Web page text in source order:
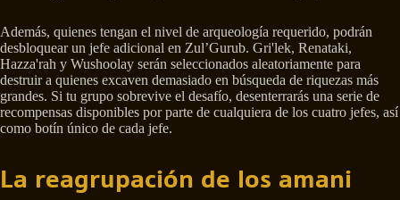
Además, quienes tengan el nivel de arqueología requerido, podrán
desbloquear un jefe adicional en Zul’Gurub. Gri'lek, Renataki,
Hazza'rah y Wushoolay serán seleccionados aleatoriamente para
destruir a quienes excaven demasiado en búsqueda de riquezas más
grandes. Si tu grupo sobrevive el desafío, desenterrarás una serie de
recompensas disponibles por parte de cualquiera de los cuatro jefes, así
como botín único de cada jefe.
La reagrupación de los amani